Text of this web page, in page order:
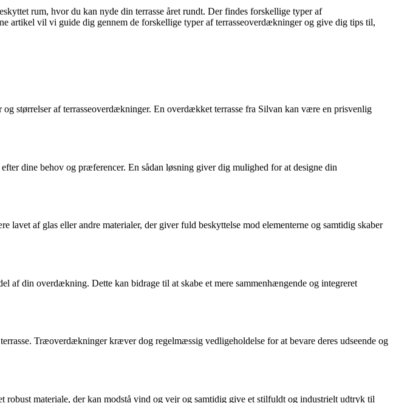
rum, hvor du kan nyde din terrasse året rundt. Der findes forskellige typer af
artikel vil vi guide dig gennem de forskellige typer af terrasseoverdækninger og give dig tips til,
størrelser af terrasseoverdækninger. En overdækket terrasse fra Silvan kan være en prisvenlig
dine behov og præferencer. En sådan løsning giver dig mulighed for at designe din
af glas eller andre materialer, der giver fuld beskyttelse mod elementerne og samtidig skaber
af din overdækning. Dette kan bidrage til at skabe et mere sammenhængende og integreret
Træoverdækninger kræver dog regelmæssig vedligeholdelse for at bevare deres udseende og
materiale, der kan modstå vind og vejr og samtidig give et stilfuldt og industrielt udtryk til